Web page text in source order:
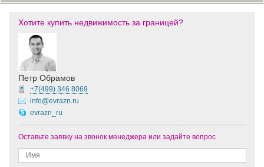
Хотите купить недвижимость за границей?
Петр Обрамов
+7(499) 346 8069
info@evrazn.ru
evrazn_ru
Оставьте заявку на звонок менеджера или задайте вопрос